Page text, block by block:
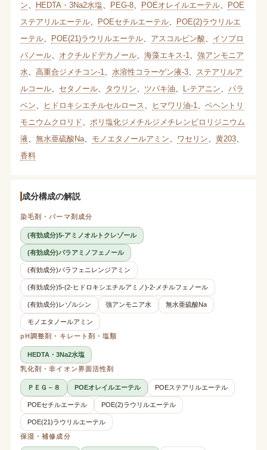
ン
HEDTA・3Na2水塩 PEG-8、 POEオレイルエーテル、 POE
ステアリルエーテル、 POEセチルエーテル、 POE(2)ラウリルエ
ーテル、 POE(21)ラウリルエーテル、 アスコルビン酸
イソプロ
パノール、 オクチルドデカノール、 海藻エキス-1
強アンモニア
水
高重合ジメチコン-1 水溶性コラーゲン液-3、
ステアリルア
ルコール、 セタノール、 タウリン ツバキ油 L-テアニン
パラ
ベン
ヒドロキシエチルセルロース ヒマワリ油-1
ベヘントリ
モニウムクロリド
ポリ塩化ジメチルジメチレンピロリジニウム
液
無水亜硫酸Na、 モノエタノールアミン ワセリン 黄203、
香料
成分構成の解説
染毛剤・パーマ剤成分
(有効成分)5-アミノオルトクレゾール
(有効成分)パラアミノフェノール
(有効成分)パラフェニレンジアミン
(有効成分)5-(2-ヒドロキシエチルアミノ)-2-メチルフェノール
(有効成分)レゾルシン 強アンモニア水 無水亜硫酸Na
モノエタノールアミン
pH調整剤・キレート剤・塩類
HEDTA・3Na2水塩
乳化剤・非イオン界面活性剤
ＰＥＧ－８ POEオレイルエーテル POEステアリルエーテル
POEセチルエーテル POE(2)ラウリルエーテル
POE(21)ラウリルエーテル
保湿・補修成分